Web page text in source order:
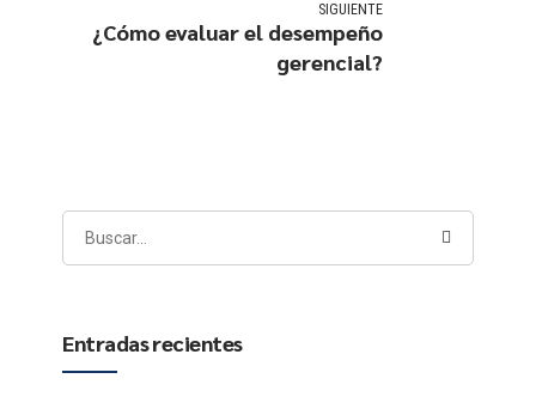
SIGUIENTE
¿Cómo evaluar el desempeño
gerencial?
Entradas recientes